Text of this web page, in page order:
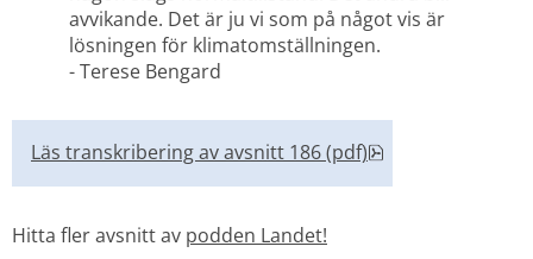
avvikande. Det är ju vi som på något vis är
lösningen för klimatomställningen.
- Terese Bengard
Läs transkribering av avsnitt 186 (pdf)
Hitta fler avsnitt av podden Landet!